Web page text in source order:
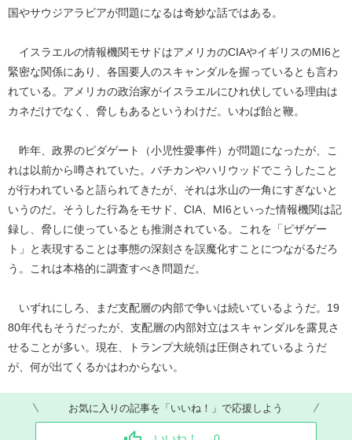
国やサウジアラビアが問題になるは奇妙な話ではある。
イスラエルの情報機関モサドはアメリカのCIAやイギリスのMI6と
緊密な関係にあり、各国要人のスキャンダルを握っているとも言わ
れている。アメリカの政治家がイスラエルにひれ伏している理由は
カネだけでなく、脅しもあるというわけだ。いわば飴と鞭。
昨年、政界のピダゲート（小児性愛事件）が問題になったが、こ
れは以前から噂されていた。バチカンやハリウッドでこうしたこと
が行われていると語られてきたが、それは氷山の一角にすぎないと
いうのだ。そうした行為をモサド、CIA、MI6といった情報機関は記
録し、脅しに使っているとも推測されている。これを「ピザゲー
ト」と表現することは事態の深刻さを誤魔化すことにつながるだろ
う。これは本格的に調査すべき問題だ。
いずれにしろ、まだ支配層の内部で争いは続いているようだ。19
80年代もそうだったが、支配層の内部対立はスキャンダルを露見さ
せることが多い。現在、トランプ大統領は圧倒されているようだ
が、何が出てくるかはわからない。
お気に入りの記事を「いいね！」で応援しよう